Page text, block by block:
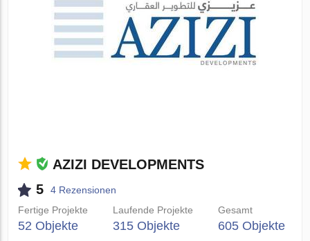
AZIZI DEVELOPMENTS
5
4 Rezensionen
Fertige Projekte
52 Objekte
Laufende Projekte
315 Objekte
Gesamt
605 Objekte